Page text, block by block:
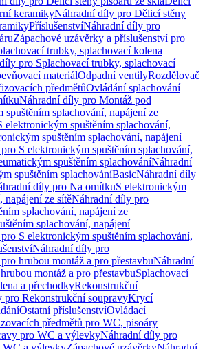
keramikyNáhradní díly pro Dělicí stěny
PříslušenstvíNáhradní díly pro
Zápachové uzávěrky a příslušenství pro
trubky, splachovací kolena
pro Splachovací trubky, splachovací
materiálOdpadní ventilyRozdělovač
předmětůOvládání splachování
Náhradní díly pro Montáž pod
spuštěním splachování, napájení ze
spuštěním splachování,
spuštěním splachování, napájení
S elektronickým spuštěním splachování,
spuštěním splachováníNáhradní
spuštěním splachováníBasicNáhradní díly
díly pro Na omítkuS elektronickým
napájení ze sítěNáhradní díly pro
splachování, napájení ze
splachování, napájení
S elektronickým spuštěním splachování,
Náhradní díly pro
hrubou montáž a pro přestavbuNáhradní
montáž a pro přestavbuSplachovací
a přechodkyRekonstrukční
pro Rekonstrukční soupravyKrycí
Ostatní příslušenstvíOvládací
předmětů pro WC, pisoáry
pro WC a výlevkyNáhradní díly pro